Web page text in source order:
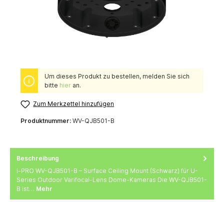
Um dieses Produkt zu bestellen, melden Sie sich
bitte hieran.
Zum Merkzettel hinzufügen
Produktnummer: WV-QJB501-B
Beschreibung
i-PRO WV-QJB501-B – Surface Ceiling Mount (Schwarz) für U-
Series Outdoor Varifocal-Lens Dome-Kameras Die WV-QJB501-
B ist… Mehr